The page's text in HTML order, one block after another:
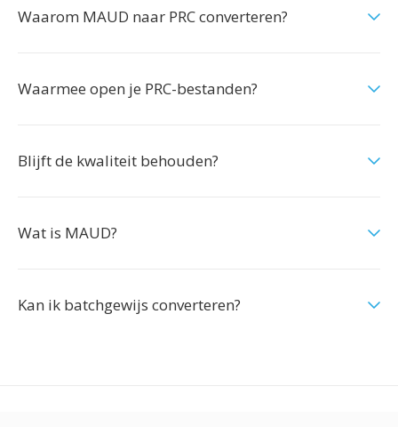
Waarom MAUD naar PRC converteren?
Waarmee open je PRC-bestanden?
Blijft de kwaliteit behouden?
Wat is MAUD?
Kan ik batchgewijs converteren?